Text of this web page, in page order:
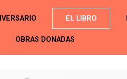
EL LIBRO
OBRAS DONADAS